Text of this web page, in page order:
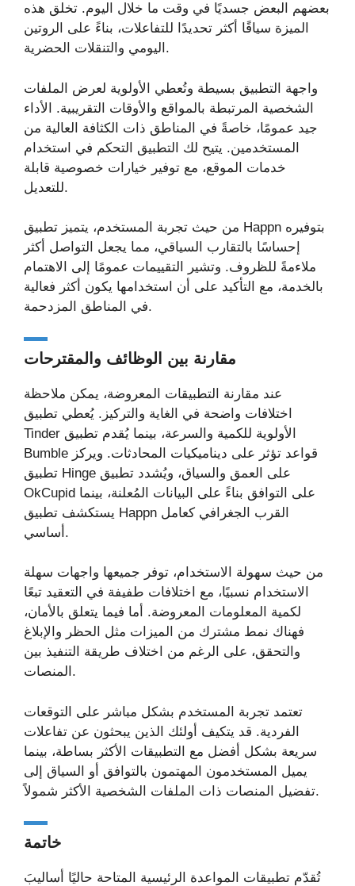
بعضهم البعض جسديًا في وقت ما خلال اليوم. تخلق هذه
الميزة سياقًا أكثر تحديدًا للتفاعلات، بناءً على الروتين
اليومي والتنقلات الحضرية.
واجهة التطبيق بسيطة وتُعطي الأولوية لعرض الملفات
الشخصية المرتبطة بالمواقع والأوقات التقريبية. الأداء
جيد عمومًا، خاصةً في المناطق ذات الكثافة العالية من
المستخدمين. يتيح لك التطبيق التحكم في استخدام
خدمات الموقع، مع توفير خيارات خصوصية قابلة
للتعديل.
من حيث تجربة المستخدم، يتميز تطبيق Happn بتوفيره
إحساسًا بالتقارب السياقي، مما يجعل التواصل أكثر
ملاءمةً للظروف. وتشير التقييمات عمومًا إلى الاهتمام
بالخدمة، مع التأكيد على أن استخدامها يكون أكثر فعالية
في المناطق المزدحمة.
مقارنة بين الوظائف والمقترحات
عند مقارنة التطبيقات المعروضة، يمكن ملاحظة
اختلافات واضحة في الغاية والتركيز. يُعطي تطبيق
Tinder الأولوية للكمية والسرعة، بينما يُقدم تطبيق
Bumble قواعد تؤثر على ديناميكيات المحادثات. ويركز
تطبيق Hinge على العمق والسياق، ويُشدد تطبيق
OkCupid على التوافق بناءً على البيانات المُعلنة، بينما
يستكشف تطبيق Happn القرب الجغرافي كعامل
أساسي.
من حيث سهولة الاستخدام، توفر جميعها واجهات سهلة
الاستخدام نسبيًا، مع اختلافات طفيفة في التعقيد تبعًا
لكمية المعلومات المعروضة. أما فيما يتعلق بالأمان،
فهناك نمط مشترك من الميزات مثل الحظر والإبلاغ
والتحقق، على الرغم من اختلاف طريقة التنفيذ بين
المنصات.
تعتمد تجربة المستخدم بشكل مباشر على التوقعات
الفردية. قد يتكيف أولئك الذين يبحثون عن تفاعلات
سريعة بشكل أفضل مع التطبيقات الأكثر بساطة، بينما
يميل المستخدمون المهتمون بالتوافق أو السياق إلى
تفضيل المنصات ذات الملفات الشخصية الأكثر شمولاً.
خاتمة
تُقدّم تطبيقات المواعدة الرئيسية المتاحة حاليًا أساليبَ